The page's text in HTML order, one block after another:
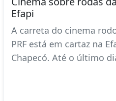
Efapi
A carreta do cinema
PRF está em cartaz na
Chapecó. Até o último